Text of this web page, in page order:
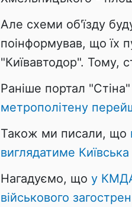
Але схеми об'їзду
поінформував, що їх
"Київавтодор". Тому,
Раніше портал
метрополітену
Також ми писали, що
виглядатиме
Нагадуємо, що у КМДА
військового